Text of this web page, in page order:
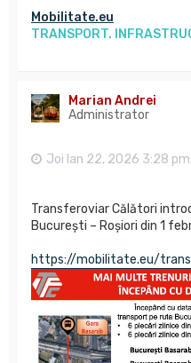
Mobilitate.eu
TRANSPORT.
Marian Andrei
Administrator
Joi Ian 22, 2026 3:28 pm
Transferoviar Călători
București – Roșiori din 1
https://mobilitate.eu/